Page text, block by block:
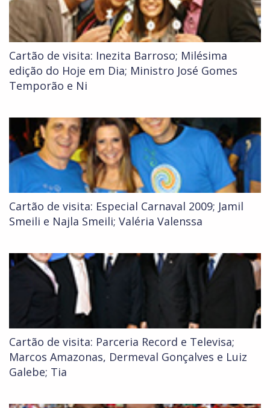
Cartão de visita: Inezita Barroso; Milésima
edição do Hoje em Dia; Ministro José Gomes
Temporão e Ni
Cartão de visita: Especial Carnaval 2009; Jamil
Smeili e Najla Smeili; Valéria Valenssa
Cartão de visita: Parceria Record e Televisa;
Marcos Amazonas, Dermeval Gonçalves e Luiz
Galebe; Tia